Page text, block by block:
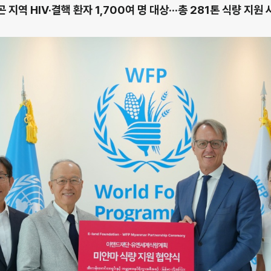
지역 HIV·결핵 환자 1,700여 명 대상···총 281톤 식량 지원